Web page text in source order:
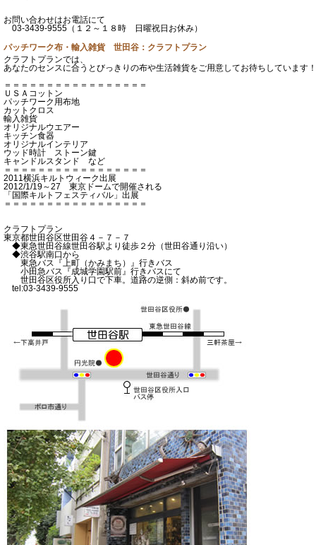
お問い合わせはお電話にて
03-3439-9555（１２～１８時 日曜祝日お休み）
パッチワーク布・輸入雑貨 世田谷：クラフトプラン
クラフトプランでは、
あなたのセンスに合うとびっきりの布や生活雑貨をご用意してお待ちしています！
＝＝＝＝＝＝＝＝＝＝＝＝＝＝＝＝＝
ＵＳＡコットン
パッチワーク用布地
カットクロス
輸入雑貨
オリジナルウエアー
キッチン食器
オリジナルインテリア
ウッド時計 ストーン鍵
キャンドルスタンド など
＝＝＝＝＝＝＝＝＝＝＝＝＝＝＝＝＝
2011横浜キルトウィーク出展
2012/1/19～27 東京ドームで開催される
「国際キルトフェスティバル」出展
＝＝＝＝＝＝＝＝＝＝＝＝＝＝＝＝＝
クラフトプラン
東京都世田谷区世田谷４－７－７
◆東急世田谷線世田谷駅より徒歩２分（世田谷通り沿い）
◆渋谷駅南口から
東急バス『上町（かみまち）』行きバス
小田急バス『成城学園駅前』行きバスにて
世田谷区役所入り口で下車。道路の逆側：斜め前です。
tel:03-3439-9555